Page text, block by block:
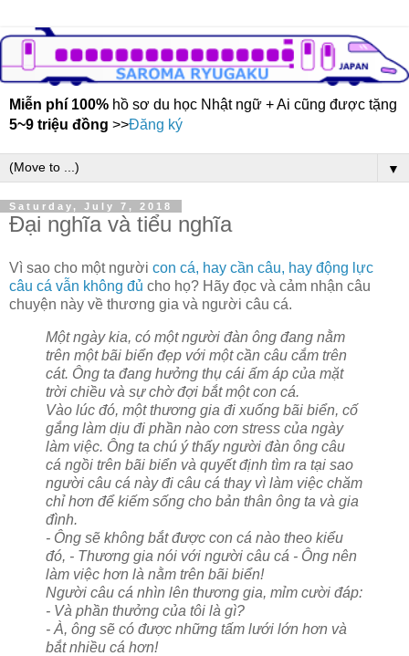
Miễn phí 100% hồ sơ du học Nhật ngữ + Ai cũng được tặng
5~9 triệu đồng >>Đăng ký
▼
Saturday, July 7, 2018
Đại nghĩa và tiểu nghĩa
Vì sao cho một người con cá, hay cần câu, hay động lực
câu cá vẫn không đủ cho họ? Hãy đọc và cảm nhận câu
chuyện này về thương gia và người câu cá.
Một ngày kia, có một người đàn ông đang nằm
trên một bãi biển đẹp với một cần câu cắm trên
cát. Ông ta đang hưởng thụ cái ấm áp của mặt
trời chiều và sự chờ đợi bắt một con cá.
Vào lúc đó, một thương gia đi xuống bãi biển, cố
gắng làm dịu đi phần nào cơn stress của ngày
làm việc. Ông ta chú ý thấy người đàn ông câu
cá ngồi trên bãi biển và quyết định tìm ra tại sao
người câu cá này đi câu cá thay vì làm việc chăm
chỉ hơn để kiếm sống cho bản thân ông ta và gia
đình.
- Ông sẽ không bắt được con cá nào theo kiểu
đó, - Thương gia nói với người câu cá - Ông nên
làm việc hơn là nằm trên bãi biển!
Người câu cá nhìn lên thương gia, mỉm cười đáp:
- Và phần thưởng của tôi là gì?
- À, ông sẽ có được những tấm lưới lớn hơn và
bắt nhiều cá hơn!